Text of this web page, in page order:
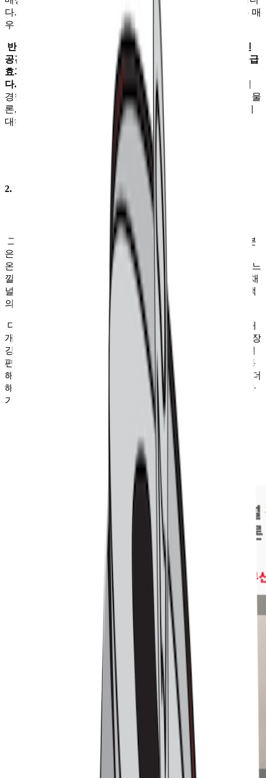
다. 따라서 내년까지 30호점까지 추가로 매장을 오픈한다는 매
우 공격적인 계획을 내놓기도 했고요.
반면에 무신사 플래그십 스토어는, 매출 목적으로 만들어진
공간인 점은 동일하나, 직접적인 전환만큼이나 간접적인 파급
효과를 기대하는 부분 역시 크다는 점에서 차이점을 지닙니
다. 무신사는 플래그십 스토어가 온/오프라인을 연결한 옴니
경험을 토대로 고객과 브랜드의 필요를 충족시켜 주는 것은 물
론, 더 나아가 해외 고객들과의 접점 역할까지 맡아주리라 기
대하고 있거든요.
2. Omni: 영리한 온/오프 통합
그래서인지 직접 방문해 본 무신사 홍대가 가장 신경 쓴 부분
은 역시나 옴니채널 구축이었습니다. 옴니 채널이란, 고객이
온/오프라인 채널 어디에서든 같은 매장을 이용하는 것처럼 느
낄 수 있도록 한 쇼핑 환경을 뜻하는데요. 완성도 높은 옴니 채
널은 고객의 경험을 강화하는 것은 물론, 온/오프라인 간 고객
의 이동을 촉진시키기도 합니다.
다만 옴니 채널을 만들기 위해선, 온/오프라인을 연결하는 매
개체의 역할이 매우 중요합니다. 그래서 무신사 홍대에서 가장
강조하고 신경 쓴 요소가 바로 QR이었는데요. 무신사는 무려
편집샵임에도 불구하고, 전 상품에 QR코드를 붙이고 이를 통
해 무신사 스토어와 연결시키는 정성을 보였습니다. 여기에 더
해 매장 곳곳에서 QR코드 사용을 유도하는 문구를 붙인 데다
가, 사이즈를 확 키워서 사용성을 높인 것도 인상적이었고요.